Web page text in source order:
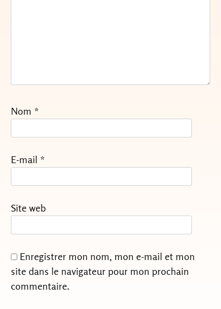
Nom *
E-mail *
Site web
Enregistrer mon nom, mon e-mail et mon
site dans le navigateur pour mon prochain
commentaire.